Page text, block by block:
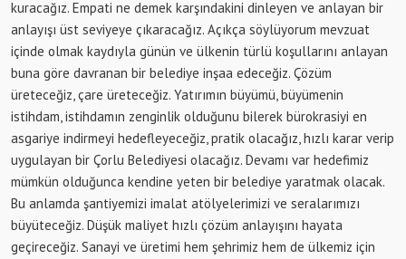
kuracağız. Empati ne demek karşındakini dinleyen ve anlayan bir
anlayışı üst seviyeye çıkaracağız. Açıkça söylüyorum mevzuat
içinde olmak kaydıyla günün ve ülkenin türlü koşullarını anlayan
buna göre davranan bir belediye inşaa edeceğiz. Çözüm
üreteceğiz, çare üreteceğiz. Yatırımın büyümü, büyümenin
istihdam, istihdamın zenginlik olduğunu bilerek bürokrasiyi en
asgariye indirmeyi hedefleyeceğiz, pratik olacağız, hızlı karar verip
uygulayan bir Çorlu Belediyesi olacağız. Devamı var hedefimiz
mümkün olduğunca kendine yeten bir belediye yaratmak olacak.
Bu anlamda şantiyemizi imalat atölyelerimizi ve seralarımızı
büyüteceğiz. Düşük maliyet hızlı çözüm anlayışını hayata
geçireceğiz. Sanayi ve üretimi hem şehrimiz hem de ülkemiz için